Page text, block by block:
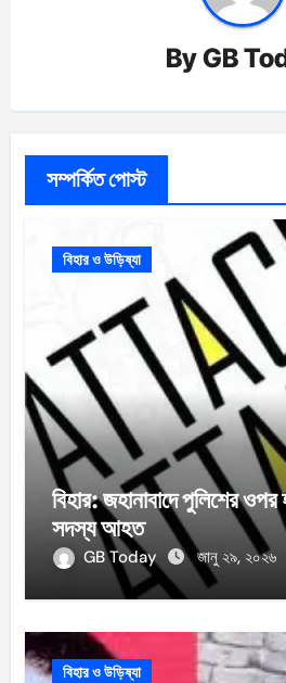
ByGB
সম্পর্কিত পোস্ট
বিহার ও উড়িষ্যা
বিহার: জহানাবাদে পুলিশের
সদস্য আহত
GB Today জানু ২৯, ২০২৬
বিহার ও উড়িষ্যা